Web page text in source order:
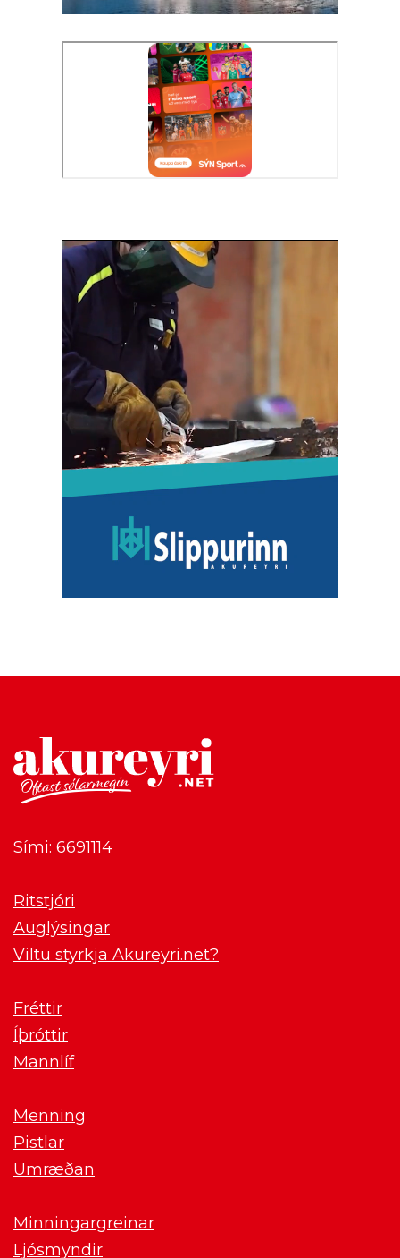
Sími: 6691114
Ritstjóri
Auglýsingar
Viltu styrkja Akureyri.net?
Fréttir
Íþróttir
Mannlíf
Menning
Pistlar
Umræðan
Minningargreinar
Ljósmyndir